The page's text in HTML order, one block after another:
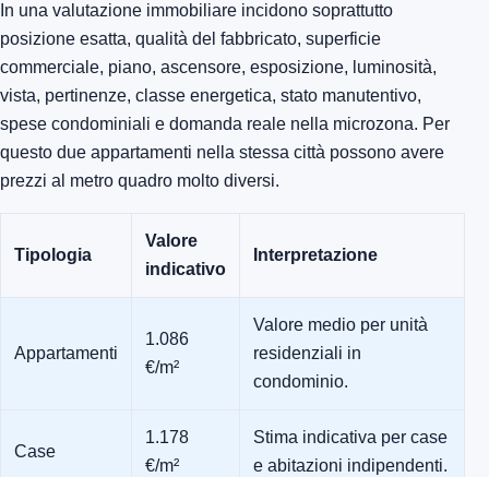
In una valutazione immobiliare incidono soprattutto
posizione esatta, qualità del fabbricato, superficie
commerciale, piano, ascensore, esposizione, luminosità,
vista, pertinenze, classe energetica, stato manutentivo,
spese condominiali e domanda reale nella microzona. Per
questo due appartamenti nella stessa città possono avere
prezzi al metro quadro molto diversi.
Tipologia
Valore
indicativo
Interpretazione
Appartamenti
1.086
€/m²
Valore medio per unità
residenziali in
condominio.
Case
1.178
€/m²
Stima indicativa per case
e abitazioni indipendenti.